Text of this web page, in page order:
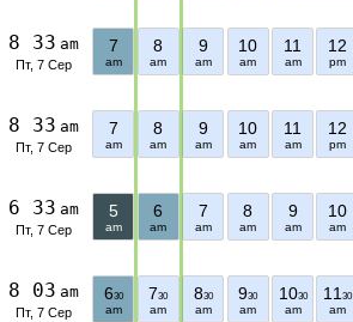
8 33 am
Пт, 7 Сер
7
am
8
am
9
am
10
am
11
am
12
pm
8 33 am
Пт, 7 Сер
7
am
8
am
9
am
10
am
11
am
12
pm
6 33 am
Пт, 7 Сер
5
am
6
am
7
am
8
am
9
am
10
am
8 03 am
Пт, 7 Сер
630
am
730
am
830
am
930
am
1030
am
11 30
am